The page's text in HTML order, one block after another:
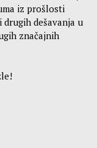
iz prošlosti
dešavanja u
značajnih